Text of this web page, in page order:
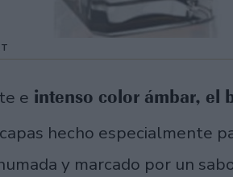
e intenso color ámbar, el
hecho especialmente
y marcado por un